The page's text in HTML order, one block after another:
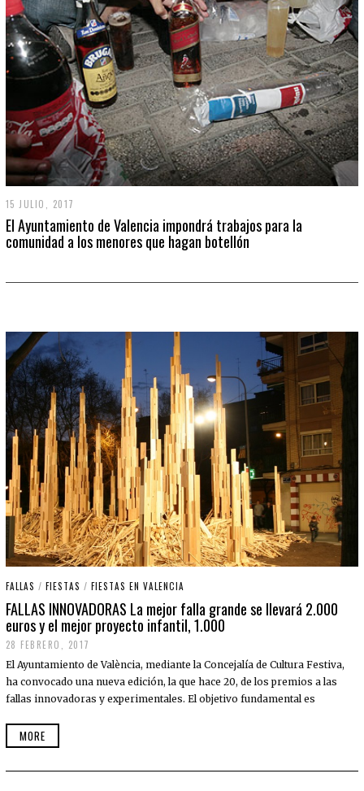
15 JULIO, 2017
El Ayuntamiento de Valencia impondrá trabajos para la
comunidad a los menores que hagan botellón
FALLAS / FIESTAS / FIESTAS EN VALENCIA
FALLAS INNOVADORAS La mejor falla grande se llevará 2.000
euros y el mejor proyecto infantil, 1.000
28 FEBRERO, 2017
El Ayuntamiento de València, mediante la Concejalía de Cultura Festiva,
ha convocado una nueva edición, la que hace 20, de los premios a las
fallas innovadoras y experimentales. El objetivo fundamental es
MORE